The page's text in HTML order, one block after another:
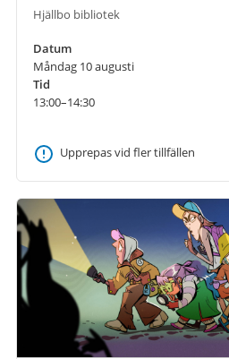
Hjällbo bibliotek
Datum
Måndag 10 augusti
Tid
13:00–14:30
Upprepas vid fler tillfällen